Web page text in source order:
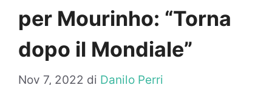
per Mourinho: “Torna
dopo il Mondiale”
Nov 7, 2022 di Danilo Perri